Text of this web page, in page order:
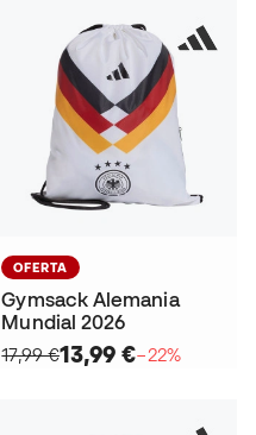
OFERTA
Gymsack Alemania
Mundial 2026
17,99 €13,99 €−22%